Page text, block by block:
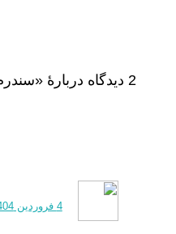
2 دیدگاه دربارهٔ «سندرم شوگرن»
4 فروردین 1404 در 6:34 ق.ظ